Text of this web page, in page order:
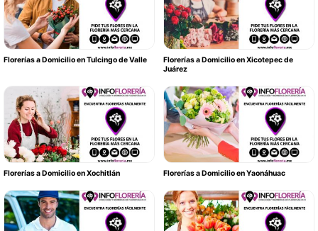
Florerías a Domicilio en Tulcingo de Valle
Florerías a Domicilio en Xicotepec de
Juárez
Florerías a Domicilio en Xochitlán Florerías a Domicilio en Yaonáhuac